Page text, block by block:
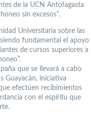
de la UCN Antofagasta
sin excesos”.
Universitaria sobre las
fundamental el apoyo
de cursos superiores a
que se llevará a cabo
Guayacán, iniciativa
efectúen recibimientos
con el espíritu que